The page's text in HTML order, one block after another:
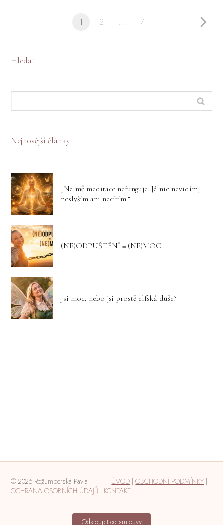
1 2 … 7
Hledat
Nejnovější články
„Na mě meditace nefunguje. Já nic nevidím,
neslyším ani necítím.“
(NE)ODPUŠTĚNÍ = (NE)MOC
Jsi moc, nebo jsi prostě elfská duše?
© 2026 Rožumberská Pavla ÚVOD |OBCHODNÍ PODMÍNKY |
OCHRANA OSOBNÍCH ÚDAJŮ | KONTAKT
Odstoupit od smlouvy